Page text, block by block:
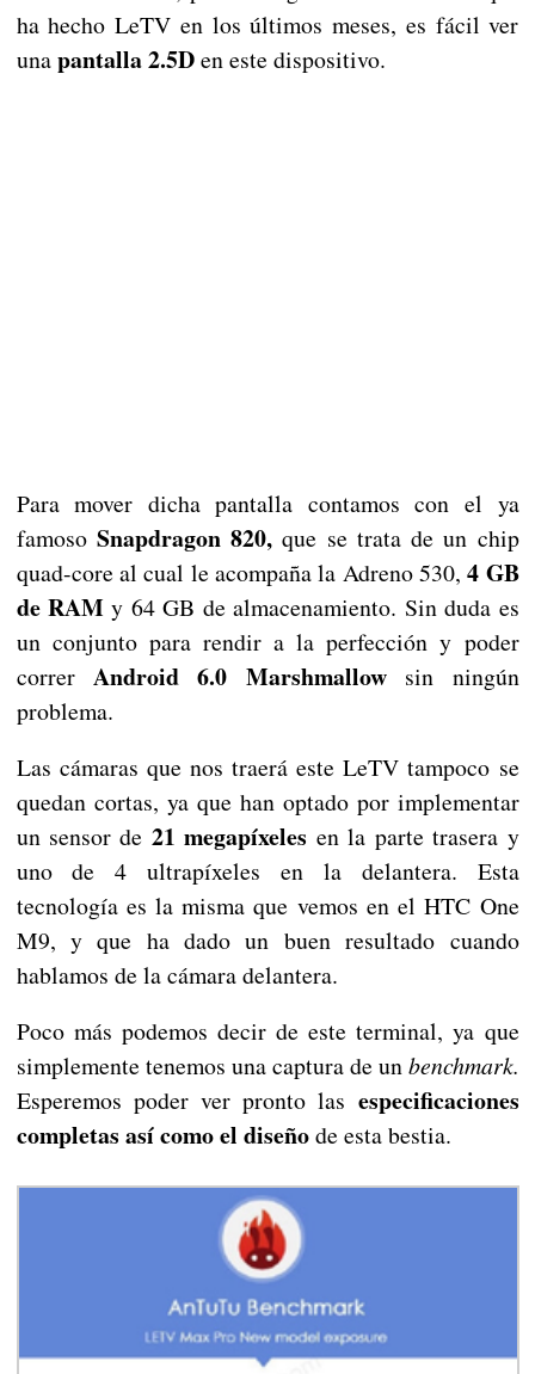
ha hecho LeTV en los últimos meses, es fácil ver
unapantalla 2.5Den este dispositivo.
Para mover dicha pantalla contamos con el ya
famoso Snapdragon 820, que se trata de un chip
quad-core al cual le acompaña la Adreno 530,4 GB
de RAMy 64 GB de almacenamiento. Sin duda es
un conjunto para rendir a la perfección y poder
correr Android 6.0 Marshmallowsin ningún
problema.
Las cámaras que nos traerá este LeTV tampoco se
quedan cortas, ya que han optado por implementar
un sensor de 21 megapíxeles en la parte trasera y
uno de 4 ultrapíxeles en la delantera. Esta
tecnología es la misma que vemos en el HTC One
M9, y que ha dado un buen resultado cuando
hablamos de la cámara delantera.
Poco más podemos decir de este terminal, ya que
simplemente tenemos una captura de unbenchmark.
Esperemos poder ver pronto las especificaciones
completas así como el diseñode esta bestia.